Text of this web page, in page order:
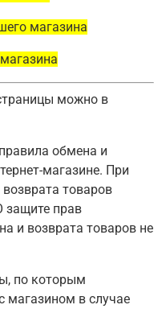
магазина
можно в
обмена и
магазине. При
товаров
защите прав
и возврата товаров не
по которым
магазином в случае